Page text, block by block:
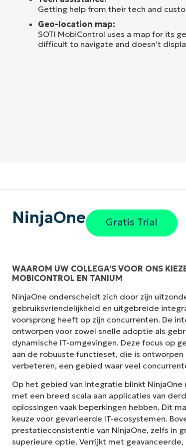
Getting help from their tech and
Geo-location map:
SOTI MobiControl uses a map for its
difficult to navigate and doesn’t
NinjaOne Gratis Trial
WAAROM UW COLLEGA'S VOOR ONS
MOBICONTROL EN TANIUM
NinjaOne onderscheidt zich door zijn
gebruiksvriendelijkheid en uitgebreide
voorsprong heeft op zijn concurrenten. De
ontworpen voor zowel snelle adoptie als
dynamische IT-omgevingen. Deze focus op
aan de robuuste functieset, die is
verbeteren, een gebied waar veel
Op het gebied van integratie blinkt
met een breed scala aan applicaties van
oplossingen vaak beperkingen hebben. Dit
keuze voor gevarieerde IT-ecosystemen.
prestatieconsistentie van NinjaOne, zelfs in
superieure optie. Verrijkt met
"NinjaOne is ongelofelijk
interface met krachtige back-
installatie of moeilijk te
duidelijk gelabeld, gemakkelijk
te navigeren."
Ryan Reiffenberger
Reiffenberger.NET Technologie